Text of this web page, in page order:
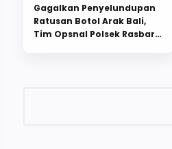
Gagalkan Penyelundupan
Ratusan Botol Arak Bali,
Tim Opsnal Polsek Rasbar